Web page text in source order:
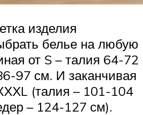
изделия
белье на любую
от S – талия 64-72
97 см. И заканчивая
(талия – 101-104
– 124-127 см).